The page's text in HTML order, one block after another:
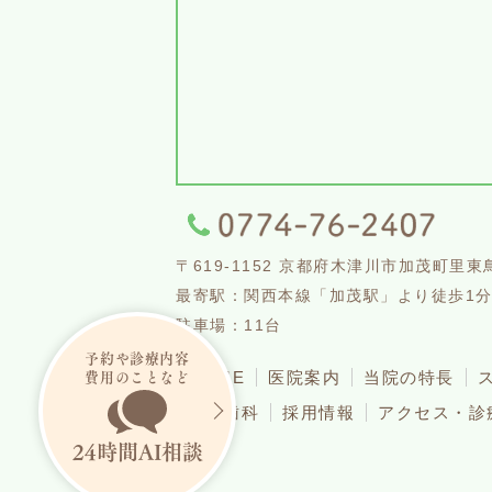
予約や診療内容
費用のことなど
24時間AI相談
〒619-1152 京都府木津川市加茂町里東
最寄駅：関西本線「加茂駅」より徒歩1分
駐車場：11台
HOME 医院案内 当院の特長
矯正歯科
採用情報 アクセス・診